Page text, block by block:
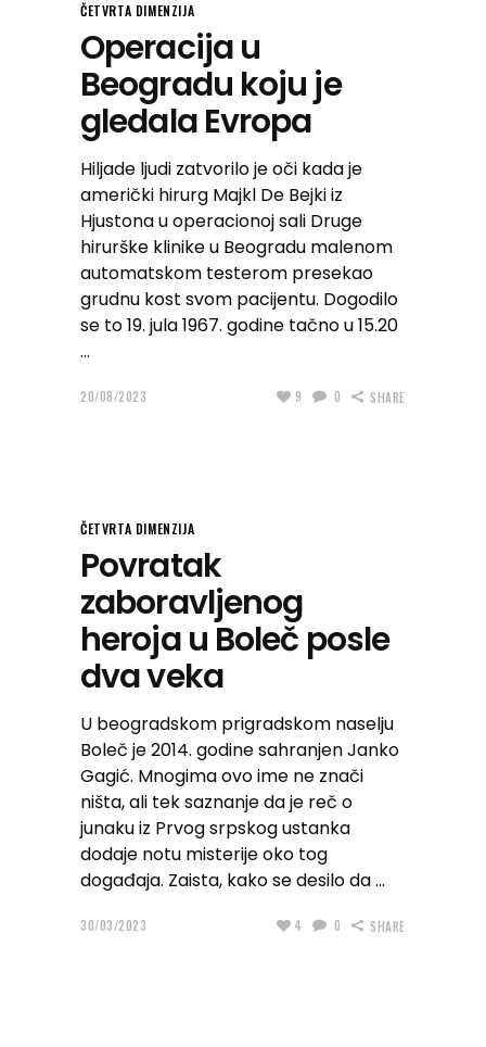
ČETVRTA DIMENZIJA
Operacija u
Beogradu koju je
gledala Evropa
Hiljade ljudi zatvorilo je oči kada je
američki hirurg Majkl De Bejki iz
Hjustona u operacionoj sali Druge
hirurške klinike u Beogradu malenom
automatskom testerom presekao
grudnu kost svom pacijentu. Dogodilo
se to 19. jula 1967. godine tačno u 15.20
20/08/2023 9 0 SHARE
ČETVRTA DIMENZIJA
Povratak
zaboravljenog
heroja u Boleč posle
dva veka
U beogradskom prigradskom naselju
Boleč je 2014. godine sahranjen Janko
Gagić. Mnogima ovo ime ne znači
ništa, ali tek saznanje da je reč o
junaku iz Prvog srpskog ustanka
dodaje notu misterije oko tog
događaja. Zaista, kako se desilo da
30/03/2023 4 0 SHARE